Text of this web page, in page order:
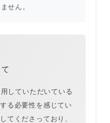
せん。
していただいている
る必要性を感じてい
てくださっており、